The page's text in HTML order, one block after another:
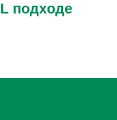
подходе